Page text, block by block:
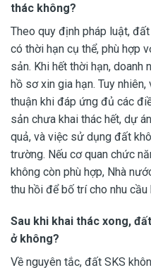
thác không?
Theo quy định pháp luật,
có thời hạn cụ thể, phù hợp
sản. Khi hết thời hạn, doanh
hồ sơ xin gia hạn. Tuy
thuận khi đáp ứng đủ các
sản chưa khai thác hết, dự
quả, và việc sử dụng đất
trường. Nếu cơ quan chức
không còn phù hợp, Nhà
thu hồi để bố trí cho nhu cầu
Sau khi khai thác xong,
ở không?
Về nguyên tắc, đất SKS